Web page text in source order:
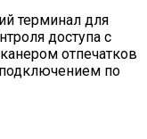
терминал для
доступа с
отпечатков
по